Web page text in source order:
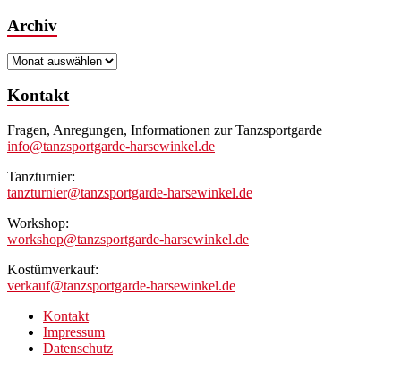
Archiv
Archiv
Kontakt
Fragen, Anregungen, Informationen zur Tanzsportgarde
info@tanzsportgarde-harsewinkel.de
Tanzturnier:
tanzturnier@tanzsportgarde-harsewinkel.de
Workshop:
workshop@tanzsportgarde-harsewinkel.de
Kostümverkauf:
verkauf@tanzsportgarde-harsewinkel.de
Kontakt
Impressum
Datenschutz